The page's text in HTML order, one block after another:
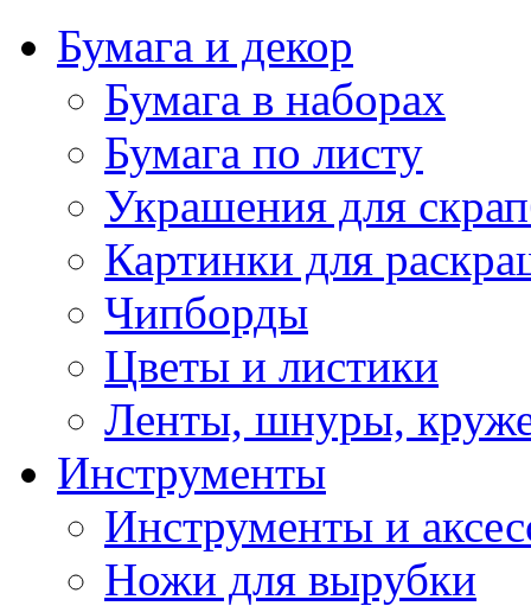
Бумага и декор
Бумага в наборах
Бумага по листу
Украшения для
Картинки для
Чипборды
Цветы и листики
Ленты, шнуры,
Инструменты
Инструменты и
Ножи для вырубки